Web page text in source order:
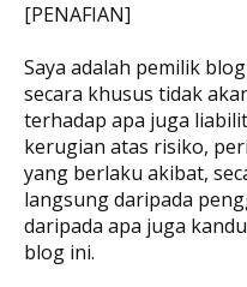
[PENAFIAN]
Saya adalah pemilik
secara khusus tidak
terhadap apa juga
kerugian atas risiko,
yang berlaku akibat,
langsung daripada
daripada apa juga
blog ini.